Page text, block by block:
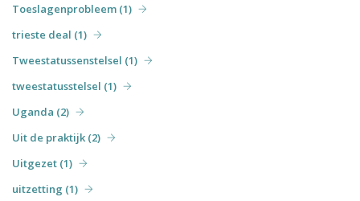
Toeslagenprobleem (1)
trieste deal (1)
Tweestatussenstelsel (1)
tweestatusstelsel (1)
Uganda (2)
Uit de praktijk (2)
Uitgezet (1)
uitzetting (1)